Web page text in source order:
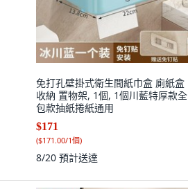
免打孔壁掛式衛生間紙巾盒 廁紙盒
收納 置物架, 1個, 1個川藍特厚款全
包款抽紙捲紙通用
$171
($171.00/1個)
8/20 預計送達